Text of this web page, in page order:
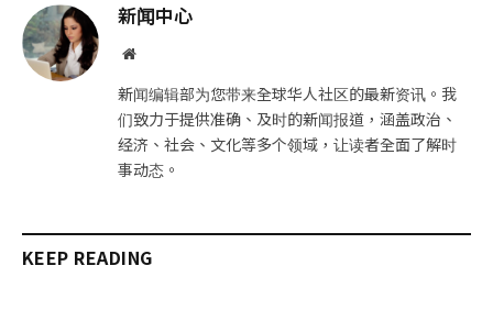
新闻中心
网
新闻编辑部为您带来全球华人社区的最新资讯。我
们致力于提供准确、及时的新闻报道，涵盖政治、
经济、社会、文化等多个领域，让读者全面了解时
事动态。
KEEP READING